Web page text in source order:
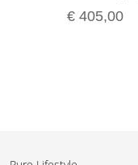
€ 405,00